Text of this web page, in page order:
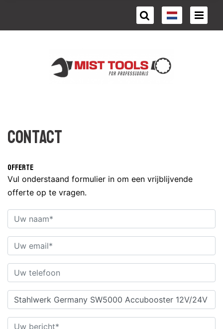
Contact
Offerte
Vul onderstaand formulier in om een vrijblijvende
offerte op te vragen.